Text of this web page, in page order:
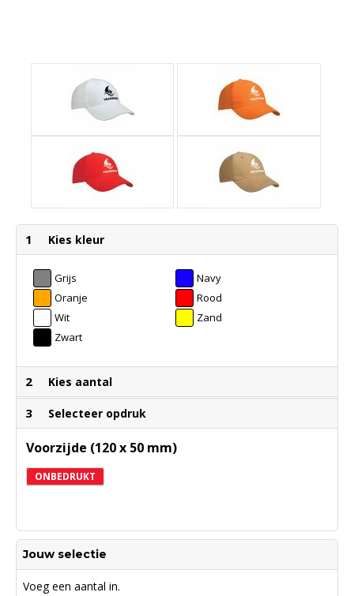
1 Kies kleur
Grijs
Navy
Oranje
Rood
Wit
Zand
Zwart
2 Kies aantal
3 Selecteer opdruk
Voorzijde (120 x 50 mm)
ONBEDRUKT
Jouw selectie
Voeg een aantal in.